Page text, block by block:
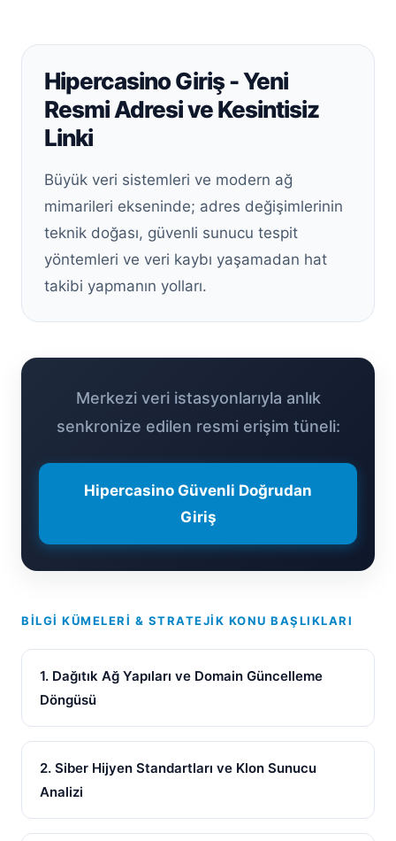
Hipercasino Giriş - Yeni
Resmi Adresi ve Kesintisiz
Linki
Büyük veri sistemleri ve modern ağ
mimarileri ekseninde; adres değişimlerinin
teknik doğası, güvenli sunucu tespit
yöntemleri ve veri kaybı yaşamadan hat
takibi yapmanın yolları.
Merkezi veri istasyonlarıyla anlık
senkronize edilen resmi erişim tüneli:
Hipercasino Güvenli Doğrudan
Giriş
BILGI KÜMELERI & STRATEJIK KONU BAŞLIKLARI
1. Dağıtık Ağ Yapıları ve Domain Güncelleme
Döngüsü
2. Siber Hijyen Standartları ve Klon Sunucu
Analizi